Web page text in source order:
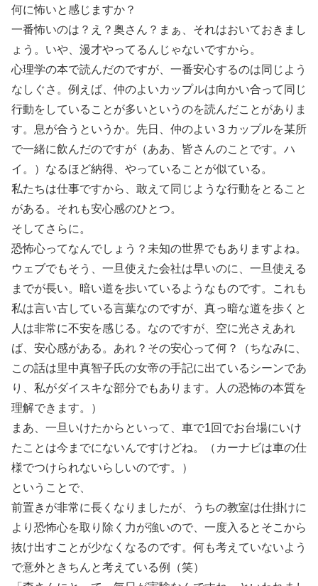
何に怖いと感じますか？
一番怖いのは？え？奥さん？まぁ、それはおいておきまし
ょう。いや、漫才やってるんじゃないですから。
心理学の本で読んだのですが、一番安心するのは同じよう
なしぐさ。例えば、仲のよいカップルは向かい合って同じ
行動をしていることが多いというのを読んだことがありま
す。息が合うというか。先日、仲のよい３カップルを某所
で一緒に飲んだのですが（ああ、皆さんのことです。ハ
イ。）なるほど納得、やっていることが似ている。
私たちは仕事ですから、敢えて同じような行動をとること
がある。それも安心感のひとつ。
そしてさらに。
恐怖心ってなんでしょう？未知の世界でもありますよね。
ウェブでもそう、一旦使えた会社は早いのに、一旦使える
までが長い。暗い道を歩いているようなものです。これも
私は言い古している言葉なのですが、真っ暗な道を歩くと
人は非常に不安を感じる。なのですが、空に光さえあれ
ば、安心感がある。あれ？その安心って何？（ちなみに、
この話は里中真智子氏の女帝の手記に出ているシーンであ
り、私がダイスキな部分でもあります。人の恐怖の本質を
理解できます。）
まあ、一旦いけたからといって、車で1回でお台場にいけ
たことは今までにないんですけどね。（カーナビは車の仕
様でつけられないらしいのです。）
ということで、
前置きが非常に長くなりましたが、うちの教室は仕掛けに
より恐怖心を取り除く力が強いので、一度入るとそこから
抜け出すことが少なくなるのです。何も考えていないよう
で意外ときちんと考えている例（笑）